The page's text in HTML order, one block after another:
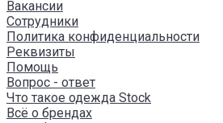
Вакансии
Сотрудники
Политика конфиденциальности
Реквизиты
Помощь
Вопрос - ответ
Что такое одежда Stock
Всё о брендах